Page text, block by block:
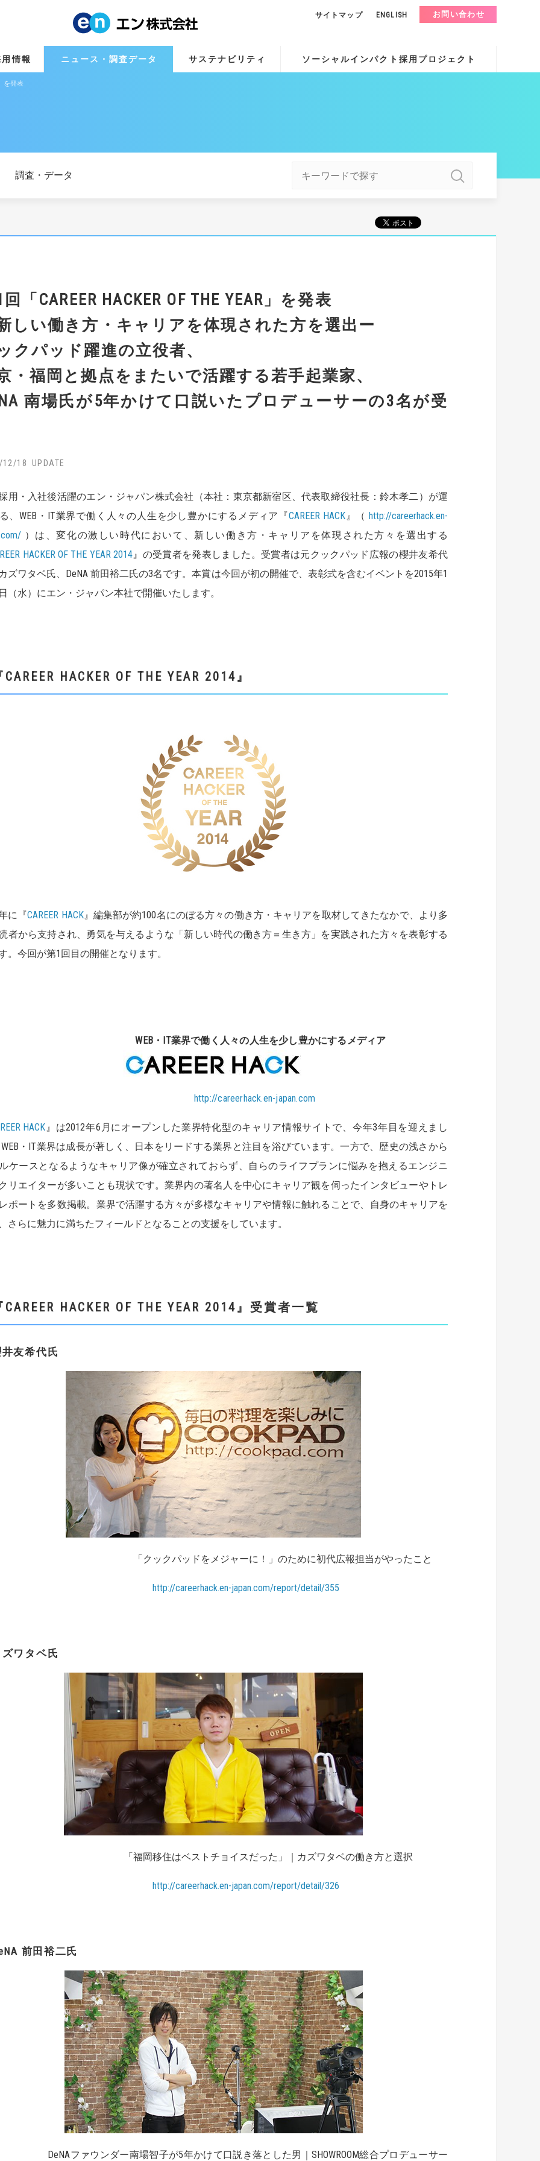
用情報 ニュース・調査データ サステナビリティ ソーシャルインパクト採用プロジェクト
サイトマップ ENGLISH お問い合わせ
を発表
調査・データ
「CAREER HACKER OF THE YEAR」を発表
しい働き方・キャリアを体現された方を選出ー
クパッド躍進の立役者、
・福岡と拠点をまたいで活躍する若手起業家、
南場氏が5年かけて口説いたプロデューサーの3名が受
12/18
用・入社後活躍のエン・ジャパン株式会社（本社：東京都新宿区、代表取締役社長：鈴木孝二）が運
、WEB・IT業界で働く人々の人生を少し豊かにするメディア『CAREER HACK』（http://careerhack.en-
）は、変化の激しい時代において、新しい働き方・キャリアを体現された方々を選出する
HACKER OF THE YEAR 2014』の受賞者を発表しました。受賞者は元クックパッド広報の櫻井友希代
ズワタベ氏、DeNA 前田裕二氏の3名です。本賞は今回が初の開催で、表彰式を含むイベントを2015年1
（水）にエン・ジャパン本社で開催いたします。
HACKER OF THE YEAR 2014』
に『CAREER HACK』編集部が約100名にのぼる方々の働き方・キャリアを取材してきたなかで、より多
者から支持され、勇気を与えるような「新しい時代の働き方＝生き方」を実践された方々を表彰する
。今回が第1回目の開催となります。
・IT業界で働く人々の人生を少し豊かにするメディア
http://careerhack.en-japan.com
HACK』は2012年6月にオープンした業界特化型のキャリア情報サイトで、今年3年目を迎えまし
・IT業界は成長が著しく、日本をリードする業界と注目を浴びています。一方で、歴史の浅さから
ケースとなるようなキャリア像が確立されておらず、自らのライフプランに悩みを抱えるエンジニ
リエイターが多いことも現状です。業界内の著名人を中心にキャリア観を伺ったインタビューやトレ
ポートを多数掲載。業界で活躍する方々が多様なキャリアや情報に触れることで、自身のキャリアを
さらに魅力に満ちたフィールドとなることの支援をしています。
HACKER OF THE YEAR 2014』受賞者一覧
友希代氏
ックパッドをメジャーに！」のために初代広報担当がやったこと
http://careerhack.en-japan.com/report/detail/355
ワタベ氏
岡移住はベストチョイスだった」｜カズワタベの働き方と選択
http://careerhack.en-japan.com/report/detail/326
前田裕二氏
ファウンダー南場智子が5年かけて口説き落とした男｜ SHOWROOM総合プロデューサー